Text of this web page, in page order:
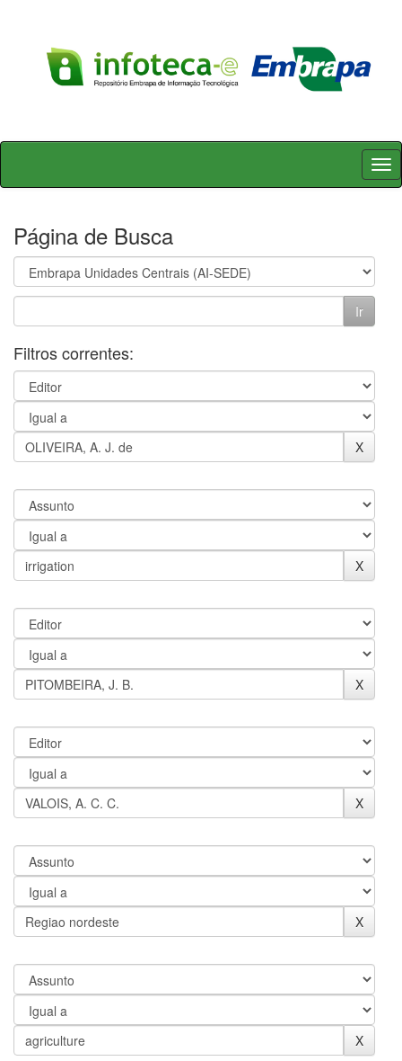
Skip
Página de Busca
Filtros correntes: